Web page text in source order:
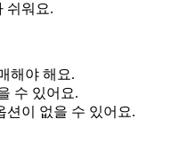
쉬워요.
해야 해요.
수 있어요.
션이 없을 수 있어요.